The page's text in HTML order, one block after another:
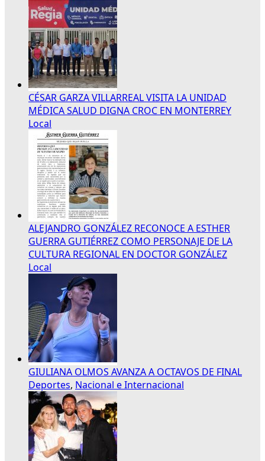
CÉSAR GARZA VILLARREAL VISITA LA UNIDAD
MÉDICA SALUD DIGNA CROC EN MONTERREY
Local
ALEJANDRO GONZÁLEZ RECONOCE A ESTHER
GUERRA GUTIÉRREZ COMO PERSONAJE DE LA
CULTURA REGIONAL EN DOCTOR GONZÁLEZ
Local
GIULIANA OLMOS AVANZA A OCTAVOS DE FINAL
Deportes, Nacional e Internacional